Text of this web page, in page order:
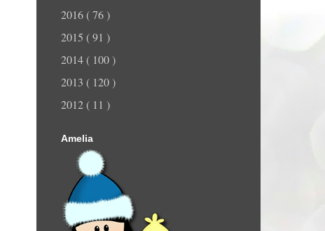
2016 ( 76 )
2015 ( 91 )
2014 ( 100 )
2013 ( 120 )
2012 ( 11 )
Amelia